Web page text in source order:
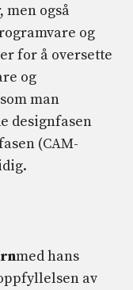
også
og
for å oversette
og
man
designfasen
(CAM-
med hans
av